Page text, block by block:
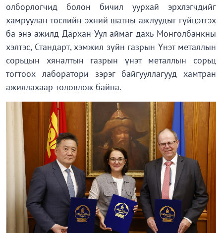
олборлогчид болон бичил уурхай эрхлэгчдийг
хамруулан төслийн эхний шатны ажлуудыг гүйцэтгэх
ба энэ ажилд Дархан-Уул аймаг дахь Монголбанкны
хэлтэс, Стандарт, хэмжил зүйн газрын Үнэт металлын
сорьцын хяналтын газрын үнэт металлын сорьц
тогтоох лаборатори зэрэг байгууллагууд хамтран
ажиллахаар төлөвлөж байна.